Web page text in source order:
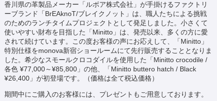
香川県の革製品メーカー「ルボア株式会社」が手掛けるファクトリ
ーブランド「BrEAknoT/ブレイクノット」は、職人たちによる挑戦
のためのランチタイムプロジェクトとして発足しました。小さくて
使いやすい財布を目指した「Minitto」は、発売以来、多くの方に愛
されて続けています。この度お客様の声にお応えして、「Minitto」
特別仕様をmonova新宿ショールームにて先行販売することとなりま
した。希少なスモールクロコダイルを使用した「Minitto crocodile /
各色 ¥77,000～¥85,800」の他、「Minitto buttero hatch / Black
¥26,400」が初登場です。（価格は全て税込価格）
期間中にご購入のお客様には、プレゼントもご用意しております。